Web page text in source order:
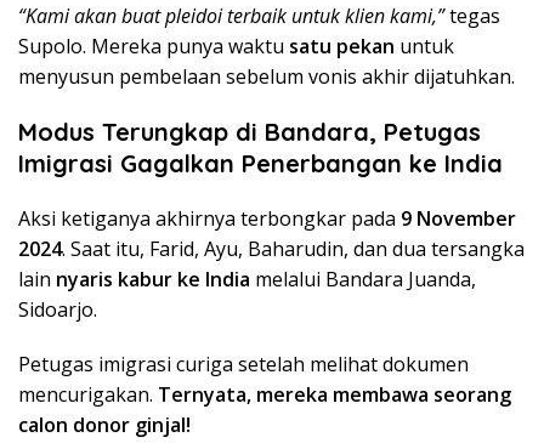
“Kami akan buat pleidoi terbaik untuk klien kami,”tegas
Supolo. Mereka punya waktu satu pekan untuk
menyusun pembelaan sebelum vonis akhir dijatuhkan.
Modus Terungkap di Bandara, Petugas
Imigrasi Gagalkan Penerbangan ke India
Aksi ketiganya akhirnya terbongkar pada 9 November
2024. Saat itu, Farid, Ayu, Baharudin, dan dua tersangka
lain nyaris kabur ke India melalui Bandara Juanda,
Sidoarjo.
Petugas imigrasi curiga setelah melihat dokumen
mencurigakan. Ternyata, mereka membawa seorang
calon donor ginjal!